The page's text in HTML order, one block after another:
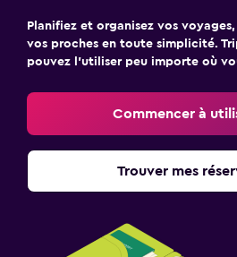
Planifiez et organisez vos
vos proches en toute simplicité.
pouvez l’utiliser peu importe où
Commencer à
Trouver mes